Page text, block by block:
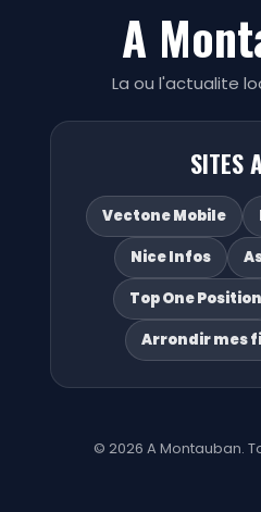
A
La ou l'actualite
SITES
Vectone Mobile
Nice Infos
Top One Position
Arrondir mes
© 2026 A Montauban.